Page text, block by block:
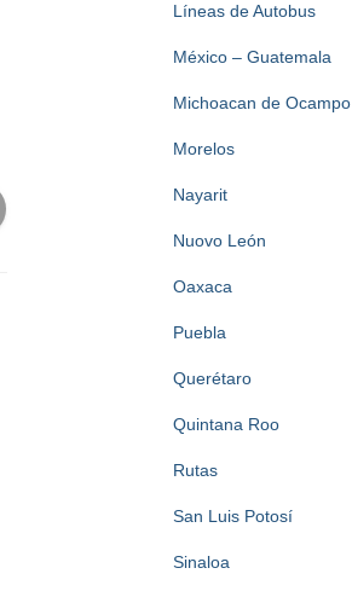
Líneas de Autobus
México – Guatemala
Michoacan de Ocampo
Morelos
Nayarit
Nuovo León
Oaxaca
Puebla
Querétaro
Quintana Roo
Rutas
San Luis Potosí
Sinaloa